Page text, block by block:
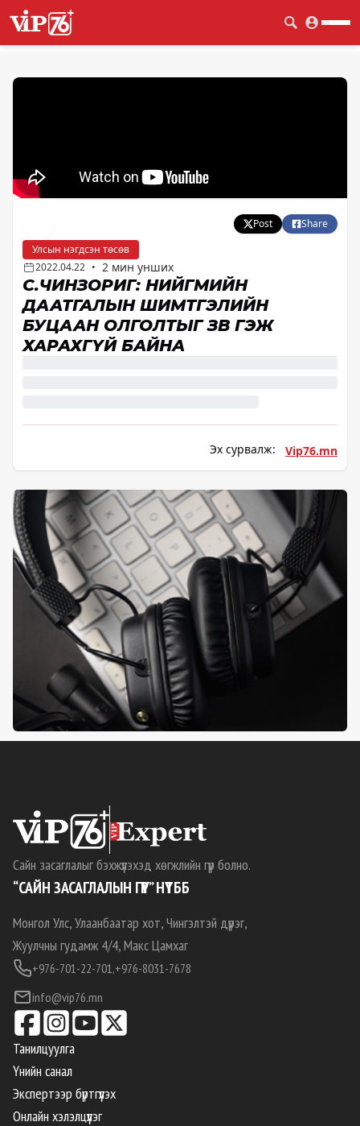
Post
Share
Улсын нэгдсэн төсөв
2022.04.22 • 2 мин унших
С.ЧИНЗОРИГ: НИЙГМИЙН
ДААТГАЛЫН ШИМТГЭЛИЙН
БУЦААН ОЛГОЛТЫГ ЗӨВ ГЭЖ
ХАРАХГҮЙ БАЙНА
Эх сурвалж: Vip76.mn
Сайн засаглалыг бэхжүүлэхэд хөгжлийн гүүр болно.
“САЙН ЗАСАГЛАЛЫН ГҮҮР” НҮТББ
Монгол Улс, Улаанбаатар хот, Чингэлтэй дүүрэг,
Жуулчны гудамж 4/4, Макс Цамхаг
+976-701-22-701,+976-8031-7678
info@vip76.mn
Танилцуулга
Үнийн санал
Экспертээр бүртгүүлэх
Онлайн хэлэлцүүлэг